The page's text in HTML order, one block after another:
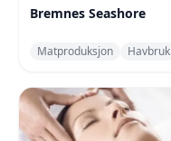
Bremnes Seashore
Matproduksjon Havbruk